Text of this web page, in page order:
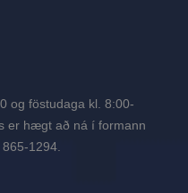
og föstudaga kl. 8:00-
er hægt að ná í formann
1294.